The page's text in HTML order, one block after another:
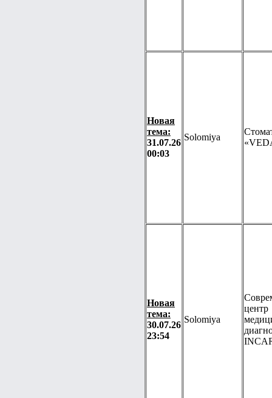
Новая
тема:
31.07.26
00:03
Solomiya
Новая
тема:
30.07.26
23:54
Solomiya
центр